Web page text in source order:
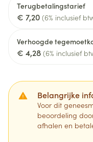
Terugbetalingstarief
€ 7,20 (6% inclusief
Verhoogde
€ 4,28 (6% inclusief
Belangrijke
Voor dit
beoordeling
afhalen en